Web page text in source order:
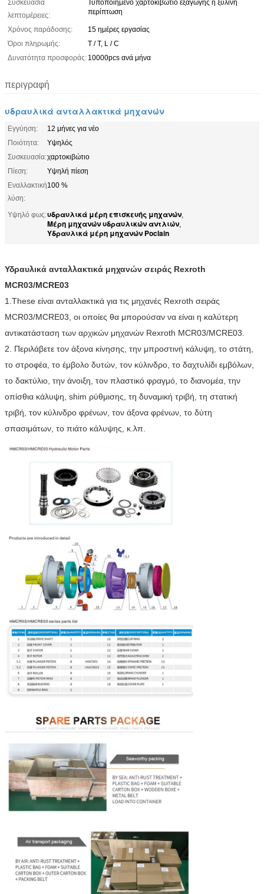
Συσκευασία
λεπτομέρειες:
Τυποποιημένο χαρτοκιβώτιο εξαγωγής ή ξύλινη
περίπτωση
Χρόνος παράδοσης:
15 ημέρες εργασίας
Όροι πληρωμής:
T / T, L / C
Δυνατότητα προσφοράς: 10000pcs ανά μήνα
περιγραφή
υδραυλικά ανταλλακτικά μηχανών
Εγγύηση:
12 μήνες για νέο
Ποιότητα:
Υψηλός
Συσκευασία:χαρτοκιβώτιο
Πίεση:
Υψηλή πίεση
Εναλλακτική
λύση:
100 %
Υψηλό φως:υδραυλικά μέρη επισκευής μηχανών,
Μέρη μηχανών υδραυλικών αντλιών,
Υδραυλικά μέρη μηχανών Poclain
Υδραυλικά ανταλλακτικά μηχανών σειράς Rexroth
MCR03/MCRE03
1.These είναι ανταλλακτικά για τις μηχανές Rexroth σειράς
MCR03/MCRE03, οι οποίες θα μπορούσαν να είναι η καλύτερη
αντικατάσταση των αρχικών μηχανών Rexroth MCR03/MCRE03.
2. Περιλάβετε τον άξονα κίνησης, την μπροστινή κάλυψη, το στάτη,
το στροφέα, το έμβολο δυτών, τον κύλινδρο, το δαχτυλίδι εμβόλων,
το δακτύλιο, την άνοιξη, τον πλαστικό φραγμό, το διανομέα, την
οπίσθια κάλυψη, shim ρύθμισης, τη δυναμική τριβή, τη στατική
τριβή, τον κύλινδρο φρένων, τον άξονα φρένων, το δύτη
σπασιμάτων, το πιάτο κάλυψης, κ.λπ.